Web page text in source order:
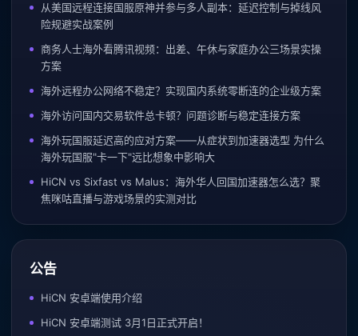
从美国远程连接国服原神并参与多人副本：延迟控制与掉线风
险规避实战案例
商务人士海外看腾讯视频：出差、午休与家庭办公三场景实操
方案
海外远程办公网络不稳定？实现国内系统零断连的企业级方案
海外访问国内交易软件总卡顿？问题诊断与稳定连接方案
海外玩国服延迟高的应对方案——从症状到加速器选型 为什么
海外玩国服"卡一下"远比想象中影响大
HiCN vs Sixfast vs Malus：海外华人回国加速器怎么选？聚
焦咪咕直播与游戏场景的实测对比
公告
HiCN 安卓端使用介绍
HiCN 安卓端测试 3月1日正式开启！